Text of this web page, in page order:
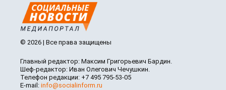
© 2026 | Все права защищены
Главный редактор: Максим Григорьевич Бардин.
Шеф-редактор: Иван Олегович Чечушкин.
Телефон редакции: +7 495 795-53-05
E-mail: info@socialinform.ru